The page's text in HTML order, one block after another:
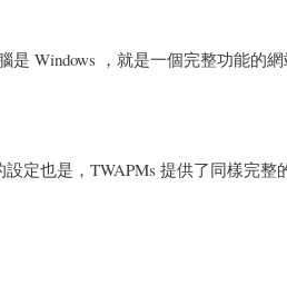
Windows ，就是一個完整功能的
定也是，TWAPMs 提供了同樣完